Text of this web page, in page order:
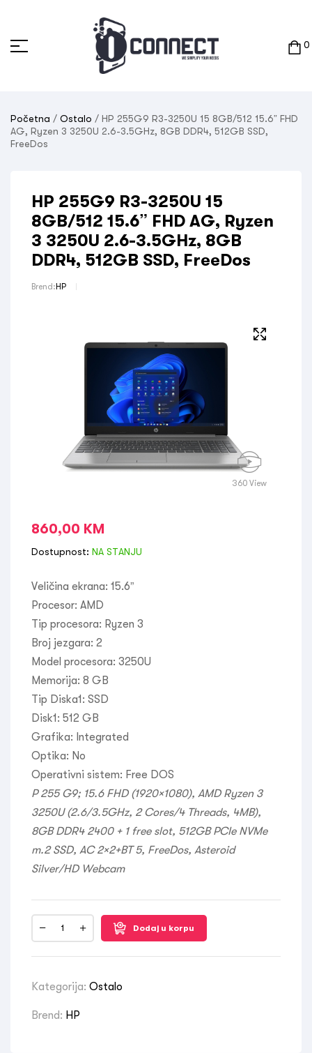
0
Početna / Ostalo / HP 255G9 R3-3250U 15 8GB/512 15.6” FHD
AG, Ryzen 3 3250U 2.6-3.5GHz, 8GB DDR4, 512GB SSD,
FreeDos
HP 255G9 R3-3250U 15
8GB/512 15.6” FHD AG, Ryzen
3 3250U 2.6-3.5GHz, 8GB
DDR4, 512GB SSD, FreeDos
Brend: HP
360 View
860,00 KM
Dostupnost: NA STANJU
Veličina ekrana: 15.6”
Procesor: AMD
Tip procesora: Ryzen 3
Broj jezgara: 2
Model procesora: 3250U
Memorija: 8 GB
Tip Diska1: SSD
Disk1: 512 GB
Grafika: Integrated
Optika: No
Operativni sistem: Free DOS
P 255 G9; 15.6 FHD (1920×1080), AMD Ryzen 3
3250U (2.6/3.5GHz, 2 Cores/4 Threads, 4MB),
8GB DDR4 2400 + 1 free slot, 512GB PCIe NVMe
m.2 SSD, AC 2×2+BT 5, FreeDos, Asteroid
Silver/HD Webcam
Dodaj u korpu
Kategorija: Ostalo
Brend: HP